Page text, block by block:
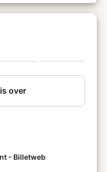
de loisirs, de
plus athlétiques. Seul ou
en pleine nature ou en
adapté.
d'Orientation
la Vallée aux Loups